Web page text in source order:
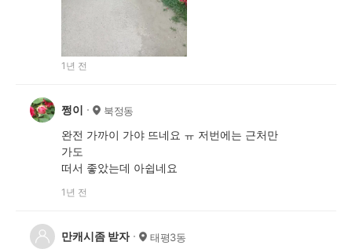
1년 전
쩡이 북정동
완전 가까이 가야 뜨네요 ㅠ 저번에는 근처만
가도
떠서 좋았는데 아쉽네요
1년 전
만캐시좀 받자 태평3동